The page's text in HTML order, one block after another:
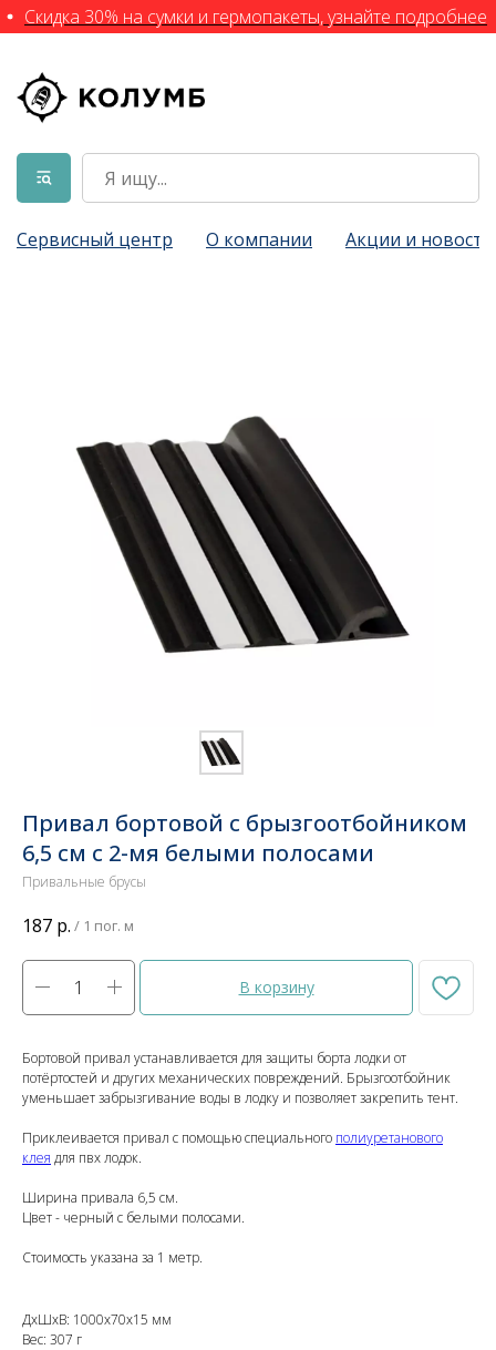
Скидка 30% на сумки и гермопакеты, узнайте подробнее
Сервисный центр О компании Акции и новости
Привал бортовой с брызгоотбойником
6,5 см с 2-мя белыми полосами
Привальные брусы
187 р. / 1 пог. м
В корзину
Бортовой привал устанавливается для защиты борта лодки от
потёртостей и других механических повреждений. Брызгоотбойник
уменьшает забрызгивание воды в лодку и позволяет закрепить тент.
Приклеивается привал с помощью специального полиуретанового
клея для пвх лодок.
Ширина привала 6,5 см.
Цвет - черный с белыми полосами.
Стоимость указана за 1 метр.
ДxШxВ: 1000x70x15 мм
Вес: 307 г